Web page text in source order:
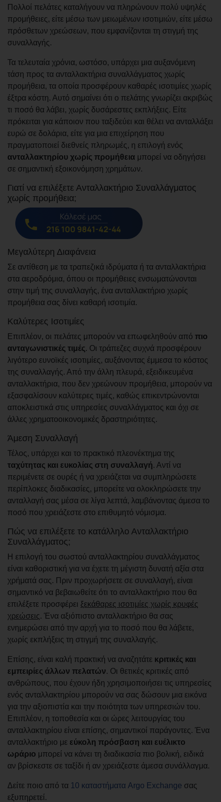
Πολλοί πελάτες καταλήγουν να πληρώνουν πολύ υψηλές
προμήθειες, είτε μέσω των μειωμένων ισοτιμιών, είτε μέσω
πρόσθετων χρεώσεων, που εμφανίζονται τη στιγμή της
συναλλαγής.
Τα τελευταία χρόνια, ωστόσο, υπάρχει μια αυξανόμενη
τάση προς τα ανταλλακτήρια συναλλάγματος χωρίς
προμήθεια, τα οποία προσφέρουν καθαρές ισοτιμίες χωρίς
έξτρα κόστη. Αυτό σημαίνει ότι ο πελάτης γνωρίζει ακριβώς
τι ποσό θα λάβει, χωρίς δυσάρεστες εκπλήξεις. Είτε
πρόκειται για κάποιον που ταξιδεύει και θέλει να ανταλλάξει
ευρώ σε δολάρια, είτε για μια επιχείρηση που
πραγματοποιεί διεθνείς πληρωμές, η επιλογή ενός
ανταλλακτηρίου χωρίς προμήθεια μπορεί να οδηγήσει
σε σημαντική εξοικονόμηση χρημάτων.
Γιατί να επιλέξετε Ανταλλακτήριο Συναλλάγματος
χωρίς προμήθεια;
Μεγαλύτερη Διαφάνεια
Σε αντίθεση με τα τραπεζικά ιδρύματα ή τα ανταλλακτήρια
στα αεροδρόμια, όπου οι προμήθειες ενσωματώνονται
στην τιμή της συναλλαγής, ένα ανταλλακτήριο χωρίς
προμήθεια σας δίνει καθαρή ισοτιμία.
Καλύτερες Ισοτιμίες
Επιπλέον, οι πελάτες μπορούν να επωφεληθούν από πιο
ανταγωνιστικές τιμές. Οι τράπεζες συχνά προσφέρουν
λιγότερο ευνοϊκές ισοτιμίες, αυξάνοντας έμμεσα το κόστος
της συναλλαγής. Από την άλλη πλευρά, εξειδικευμένα
ανταλλακτήρια, που δεν χρεώνουν προμήθεια, μπορούν να
εξασφαλίσουν καλύτερες τιμές, καθώς επικεντρώνονται
αποκλειστικά στις υπηρεσίες συναλλάγματος και όχι σε
άλλες χρηματοοικονομικές δραστηριότητες.
Άμεση Συναλλαγή
Τέλος, υπάρχει και το πρακτικό πλεονέκτημα της
ταχύτητας και ευκολίας στη συναλλαγή. Αντί να
περιμένετε σε ουρές ή να χρειάζεται να συμπληρώσετε
περίπλοκες διαδικασίες, μπορείτε να ολοκληρώσετε την
ανταλλαγή σας μέσα σε λίγα λεπτά, λαμβάνοντας άμεσα το
ποσό που χρειάζεστε στο επιθυμητό νόμισμα.
Πώς να επιλέξετε το κατάλληλο Ανταλλακτήριο
Συναλλάγματος;
Η επιλογή του σωστού ανταλλακτηρίου συναλλάγματος
είναι καθοριστική για να έχετε τη μέγιστη δυνατή αξία στα
χρήματά σας. Πριν προχωρήσετε σε συναλλαγή, είναι
σημαντικό να βεβαιωθείτε ότι το ανταλλακτήριο που θα
επιλέξετε προσφέρει ξεκάθαρες ισοτιμίες χωρίς κρυφές
χρεώσεις. Ένα αξιόπιστο ανταλλακτήριο θα σας
ενημερώσει από την αρχή για το ποσό που θα λάβετε,
χωρίς εκπλήξεις τη στιγμή της συναλλαγής.
Επίσης, είναι καλή πρακτική να αναζητάτε κριτικές και
εμπειρίες άλλων πελατών. Οι θετικές κριτικές από
ανθρώπους, που έχουν ήδη χρησιμοποιήσει τις υπηρεσίες
ενός ανταλλακτηρίου μπορούν να σας δώσουν μια εικόνα
για την αξιοπιστία και την ποιότητα των υπηρεσιών του.
Επιπλέον, η τοποθεσία και οι ώρες λειτουργίας του
ανταλλακτηρίου είναι επίσης, σημαντικοί παράγοντες. Ένα
ανταλλακτήριο με εύκολη πρόσβαση και ευέλικτο
ωράριο μπορεί να κάνει τη διαδικασία πιο βολική, ειδικά
αν βρίσκεστε σε ταξίδι ή αν χρειάζεστε άμεσα συνάλλαγμα.
Δείτε ποιο από τα 10 καταστήματα Argo Exchange σας
εξυπηρετεί.